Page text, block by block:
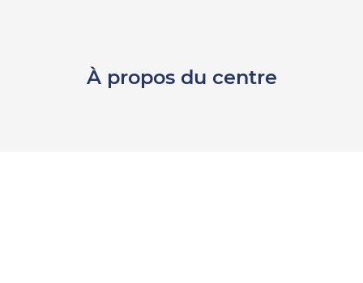
À propos du centre